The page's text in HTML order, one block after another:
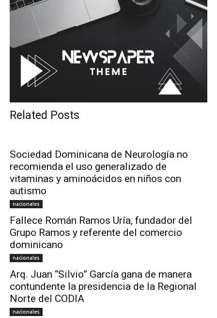
Related Posts
Sociedad Dominicana de Neurología no
recomienda el uso generalizado de
vitaminas y aminoácidos en niños con
autismo
nacionales
Fallece Román Ramos Uría, fundador del
Grupo Ramos y referente del comercio
dominicano
nacionales
Arq. Juan “Silvio” García gana de manera
contundente la presidencia de la Regional
Norte del CODIA
nacionales